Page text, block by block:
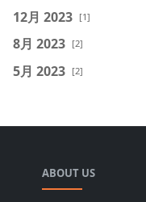
12月 2023 [1]
8月 2023 [2]
5月 2023 [2]
ABOUT US